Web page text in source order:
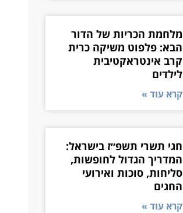
מלחמת הכריות של הדור
הבא: פלפוט משיקה כרית
קרב אינטראקטיבית
לילדים
קרא עוד »
חגי תשרי תשפ״ז בישראל:
המדריך הגדול לחופשות,
סליחות, סוכות ואירועי
החגים
קרא עוד »